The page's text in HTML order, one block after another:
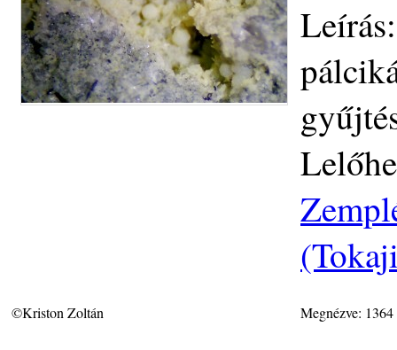
©Kriston Zoltán Megnézve: